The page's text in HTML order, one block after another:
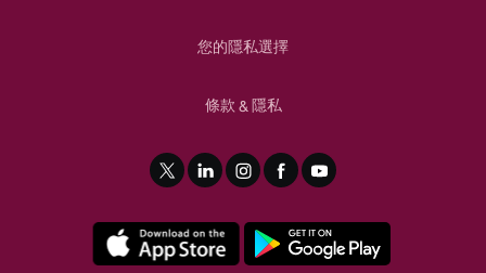
您的隱私選擇
條款 & 隱私